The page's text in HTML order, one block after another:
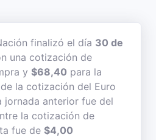
finalizó el día 30 de
una cotización de
y $68,40 para la
la cotización del Euro
jornada anterior fue del
la cotización de
fue de $4,00